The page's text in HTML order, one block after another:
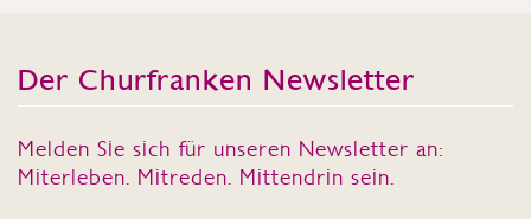
Der Churfranken Newsletter
Melden Sie sich für unseren Newsletter an:
Miterleben. Mitreden. Mittendrin sein.